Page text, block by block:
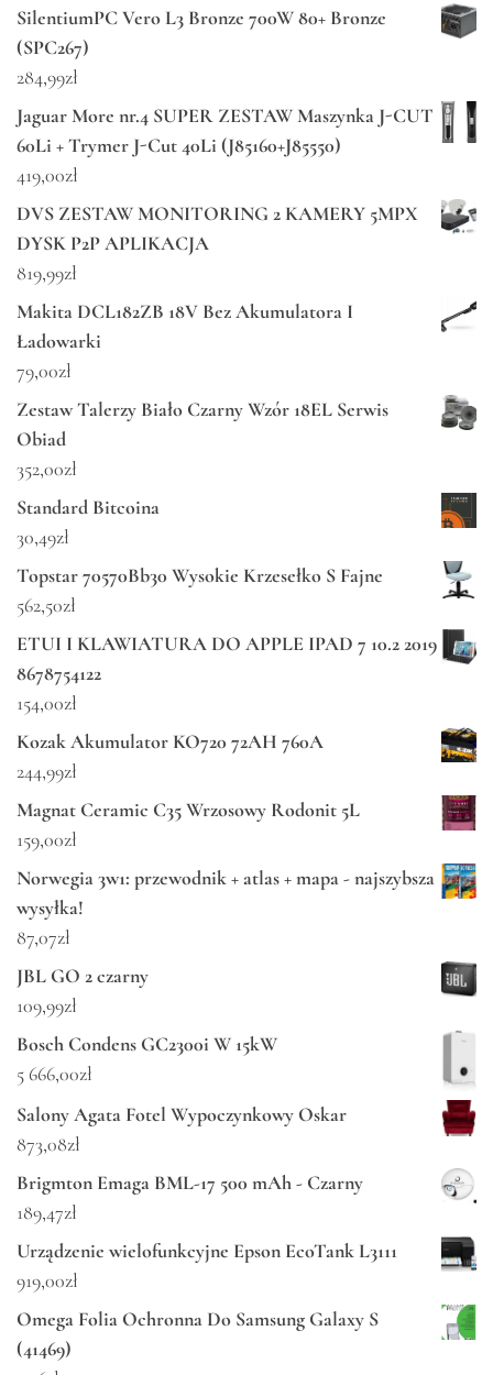
SilentiumPC Vero L3 Bronze 700W 80+ Bronze
(SPC267)
284,99zł
Jaguar More nr.4 SUPER ZESTAW Maszynka J-CUT
60Li + Trymer J-Cut 40Li (J85160+J85550)
419,00zł
DVS ZESTAW MONITORING 2 KAMERY 5MPX
DYSK P2P APLIKACJA
819,99zł
Makita DCL182ZB 18V Bez Akumulatora I
Ładowarki
79,00zł
Zestaw Talerzy Biało Czarny Wzór 18EL Serwis
Obiad
352,00zł
Standard Bitcoina
30,49zł
Topstar 70570Bb30 Wysokie Krzesełko S Fajne
562,50zł
ETUI I KLAWIATURA DO APPLE IPAD 7 10.2 2019
8678754122
154,00zł
Kozak Akumulator KO720 72AH 760A
244,99zł
Magnat Ceramic C35 Wrzosowy Rodonit 5L
159,00zł
Norwegia 3w1: przewodnik + atlas + mapa - najszybsza
wysyłka!
87,07zł
JBL GO 2 czarny
109,99zł
Bosch Condens GC2300i W 15kW
5 666,00zł
Salony Agata Fotel Wypoczynkowy Oskar
873,08zł
Brigmton Emaga BML-17 500 mAh - Czarny
189,47zł
Urządzenie wielofunkcyjne Epson EcoTank L3111
919,00zł
Omega Folia Ochronna Do Samsung Galaxy S
(41469)